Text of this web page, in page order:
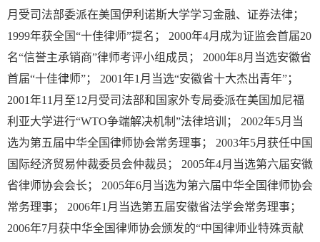
月受司法部委派在美国伊利诺斯大学学习金融、证券法律；
1999年获全国“十佳律师”提名； 2000年4月成为证监会首届20
名“信誉主承销商”律师考评小组成员； 2000年8月当选安徽省
首届“十佳律师”； 2001年1月当选“安徽省十大杰出青年”；
2001年11月至12月受司法部和国家外专局委派在美国加尼福
利亚大学进行“WTO争端解决机制”法律培训； 2002年5月当
选为第五届中华全国律师协会常务理事； 2003年5月获任中国
国际经济贸易仲裁委员会仲裁员； 2005年4月当选第六届安徽
省律师协会会长； 2005年6月当选为第六届中华全国律师协会
常务理事； 2006年1月当选第五届安徽省法学会常务理事；
2006年7月获中华全国律师协会颁发的“中国律师业特殊贡献